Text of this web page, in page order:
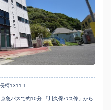
柄1311-1
急バスで約10分 「川久保バス停」から